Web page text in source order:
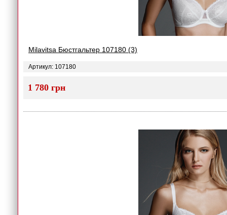
Milavitsa Бюстгальтер 107180 (3)
Артикул: 107180
1 780 грн